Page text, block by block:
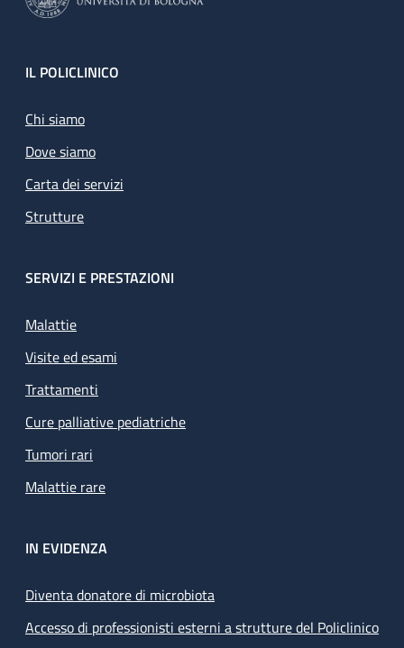
Footer
IL POLICLINICO
Chi siamo
Dove siamo
Carta dei servizi
Strutture
SERVIZI E PRESTAZIONI
Malattie
Visite ed esami
Trattamenti
Cure palliative pediatriche
Tumori rari
Malattie rare
IN EVIDENZA
Diventa donatore di microbiota
Accesso di professionisti esterni a strutture del Policlinico